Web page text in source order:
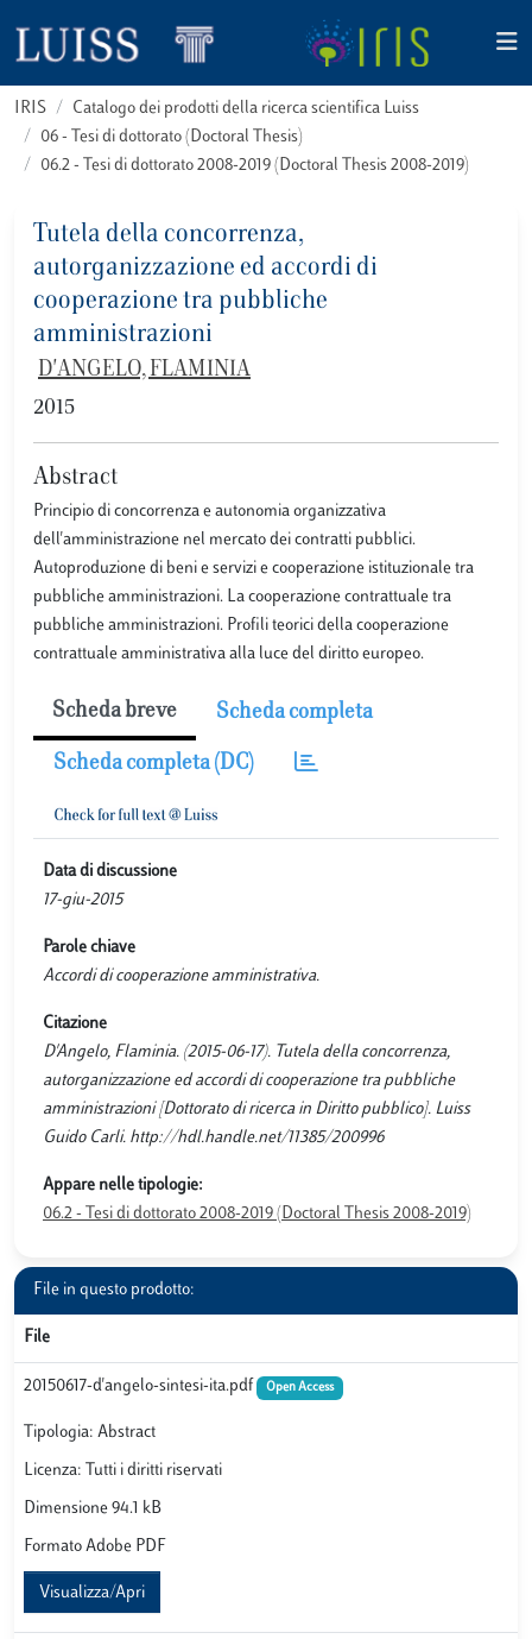
IRIS
Catalogo dei prodotti della ricerca scientifica Luiss
06 - Tesi di dottorato (Doctoral Thesis)
06.2 - Tesi di dottorato 2008-2019 (Doctoral Thesis 2008-2019)
Tutela della concorrenza,
autorganizzazione ed accordi di
cooperazione tra pubbliche
amministrazioni
D'ANGELO, FLAMINIA
2015
Abstract
Principio di concorrenza e autonomia organizzativa
dell'amministrazione nel mercato dei contratti pubblici.
Autoproduzione di beni e servizi e cooperazione istituzionale tra
pubbliche amministrazioni. La cooperazione contrattuale tra
pubbliche amministrazioni. Profili teorici della cooperazione
contrattuale amministrativa alla luce del diritto europeo.
Scheda breve Scheda completa
Scheda completa (DC)
Data di discussione
17-giu-2015
Parole chiave
Accordi di cooperazione amministrativa.
Citazione
D'Angelo, Flaminia. (2015-06-17). Tutela della concorrenza,
autorganizzazione ed accordi di cooperazione tra pubbliche
amministrazioni [Dottorato di ricerca in Diritto pubblico]. Luiss
Guido Carli. http://hdl.handle.net/11385/200996
Appare nelle tipologie:
06.2 - Tesi di dottorato 2008-2019 (Doctoral Thesis 2008-2019)
File in questo prodotto:
File
20150617-d'angelo-sintesi-ita.pdf Open Access
Tipologia: Abstract
Licenza: Tutti i diritti riservati
Dimensione 94.1 kB
Formato Adobe PDF
Visualizza/Apri